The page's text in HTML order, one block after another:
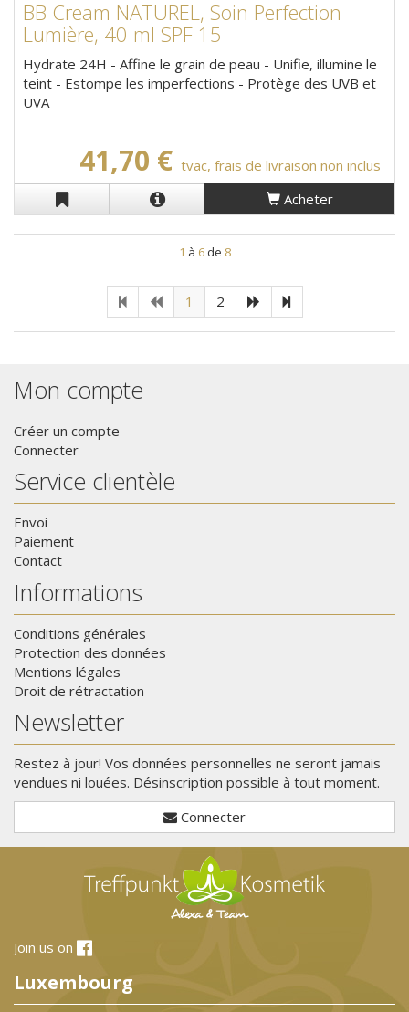
BB Cream NATUREL, Soin Perfection
Lumière, 40 ml SPF 15
Hydrate 24H - Affine le grain de peau - Unifie, illumine le
teint - Estompe les imperfections - Protège des UVB et
UVA
41,70 € tvac, frais de livraison non inclus
Acheter
1 à 6 de 8
1 2
Mon compte
Créer un compte
Connecter
Service clientèle
Envoi
Paiement
Contact
Informations
Conditions générales
Protection des données
Mentions légales
Droit de rétractation
Newsletter
Restez à jour! Vos données personnelles ne seront jamais
vendues ni louées. Désinscription possible à tout moment.
Connecter
Join us on
Luxembourg